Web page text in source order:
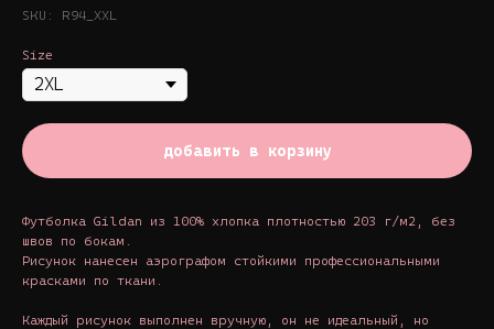
SKU: R94_XXL
Size
добавить в корзину
Футболка Gildan из 100% хлопка плотностью 203 г/м2, без
швов по бокам.
Рисунок нанесен аэрографом стойкими профессиональными
красками по ткани.
Каждый рисунок выполнен вручную, он не идеальный, но